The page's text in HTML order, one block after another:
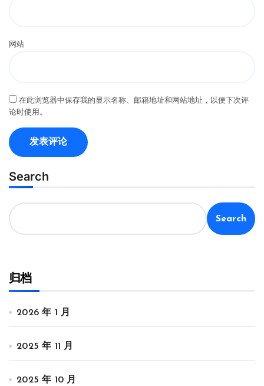
网站
在此浏览器中保存我的显示名称、邮箱地址和网站地址，以便下次评
论时使用。
Search
Search
归档
2026 年 1 月
2025 年 11 月
2025 年 10 月